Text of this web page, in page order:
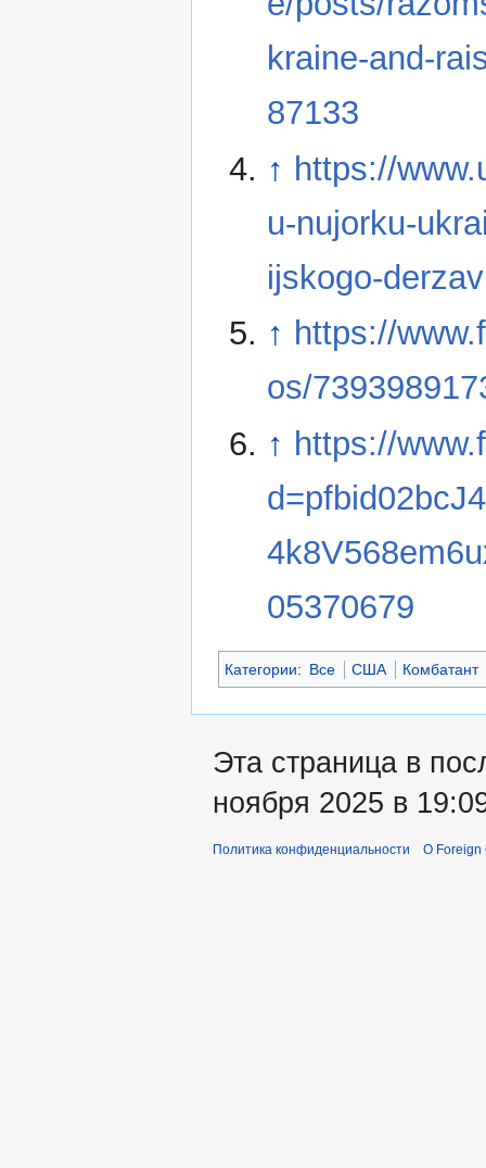
kraine-and-
87133
↑ https://
u-nujorku-
ijskogo-
↑ https://
os/
↑ https://
05370679
Категории: Все США Комбатант
Эта страница в
ноября 2025 в
Политика конфиденциальности О Foreign